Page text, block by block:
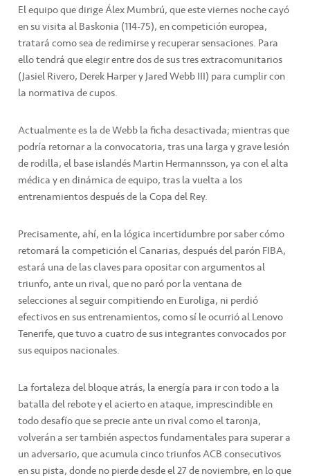
El equipo que dirige Álex Mumbrú, que este viernes noche cayó
en su visita al Baskonia (114-75), en competición europea,
tratará como sea de redimirse y recuperar sensaciones. Para
ello tendrá que elegir entre dos de sus tres extracomunitarios
(Jasiel Rivero, Derek Harper y Jared Webb III) para cumplir con
la normativa de cupos.
Actualmente es la de Webb la ficha desactivada; mientras que
podría retornar a la convocatoria, tras una larga y grave lesión
de rodilla, el base islandés Martin Hermannsson, ya con el alta
médica y en dinámica de equipo, tras la vuelta a los
entrenamientos después de la Copa del Rey.
Precisamente, ahí, en la lógica incertidumbre por saber cómo
retomará la competición el Canarias, después del parón FIBA,
estará una de las claves para opositar con argumentos al
triunfo, ante un rival, que no paró por la ventana de
selecciones al seguir compitiendo en Euroliga, ni perdió
efectivos en sus entrenamientos, como sí le ocurrió al Lenovo
Tenerife, que tuvo a cuatro de sus integrantes convocados por
sus equipos nacionales.
La fortaleza del bloque atrás, la energía para ir con todo a la
batalla del rebote y el acierto en ataque, imprescindible en
todo desafío que se precie ante un rival como el taronja,
volverán a ser también aspectos fundamentales para superar a
un adversario, que acumula cinco triunfos ACB consecutivos
en su pista, donde no pierde desde el 27 de noviembre, en lo que